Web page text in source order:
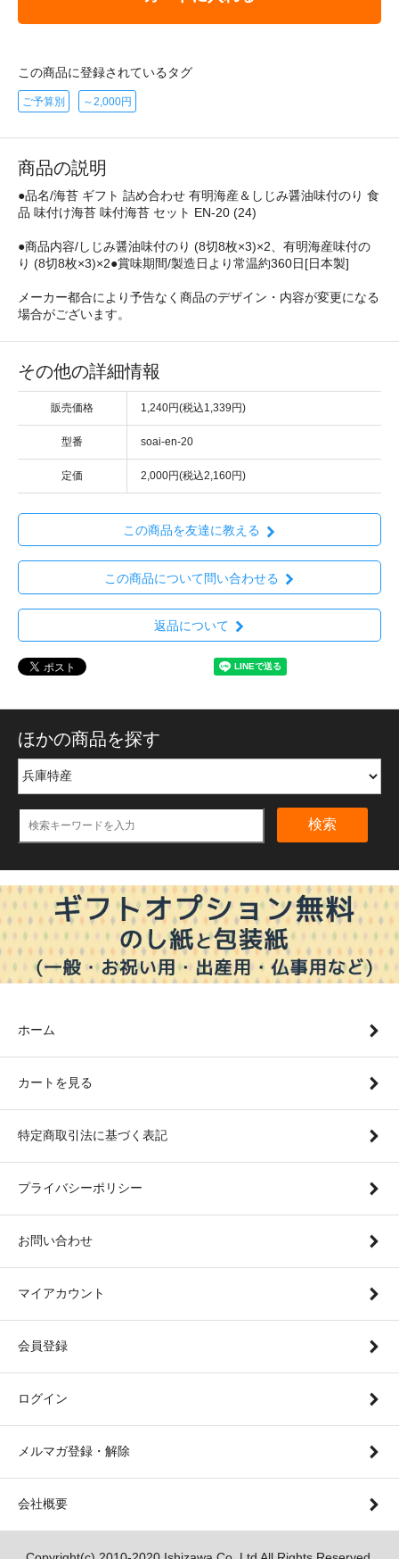
この商品に登録されているタグ
ご予算別 ～2,000円
商品の説明
●品名/海苔 ギフト 詰め合わせ 有明海産＆しじみ醤油味付のり 食
品 味付け海苔 味付海苔 セット EN-20 (24)
●商品内容/しじみ醤油味付のり (8切8枚×3)×2、有明海産味付の
り (8切8枚×3)×2●賞味期間/製造日より常温約360日[日本製]
メーカー都合により予告なく商品のデザイン・内容が変更になる
場合がございます。
その他の詳細情報
販売価格 1,240円(税込1,339円)
型番 soai-en-20
定価 2,000円(税込2,160円)
この商品を友達に教える
この商品について問い合わせる
返品について
ほかの商品を探す
検索
ホーム
カートを見る
特定商取引法に基づく表記
プライバシーポリシー
お問い合わせ
マイアカウント
会員登録
ログイン
メルマガ登録・解除
会社概要